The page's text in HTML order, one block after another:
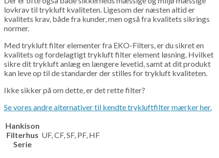
lovkrav til trykluft kvaliteten. Ligesom der næsten altid er
kvalitets krav, både fra kunder, men også fra kvalitets sikrings
normer.
Med trykluft filter elementer fra EKO-Filters, er du sikret en
kvalitets og fordelagtigt trykluft filter element løsning. Hvilket
sikre dit trykluft anlæg en længere levetid, samt at dit produkt
kan leve op til de standarder der stilles for trykluft kvaliteten.
Ikke sikker på om dette, er det rette filter?
Se vores andre alternativer til kendte trykluftfilter mærker her.
Hankison
Filterhus
Serie
UF, CF, SF, PF, HF